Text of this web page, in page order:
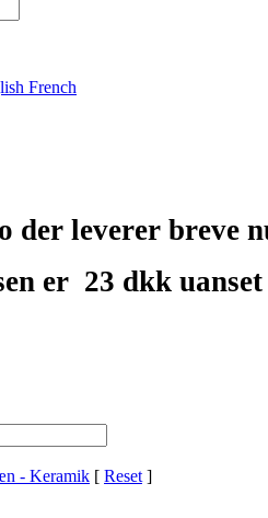
French
der leverer breve
er 23 dkk
- Keramik [ Reset ]